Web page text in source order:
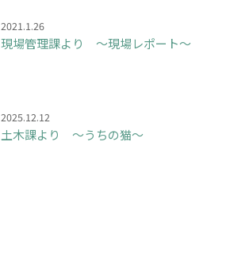
2021.1.26
現場管理課より ～現場レポート～
2025.12.12
土木課より ～うちの猫～